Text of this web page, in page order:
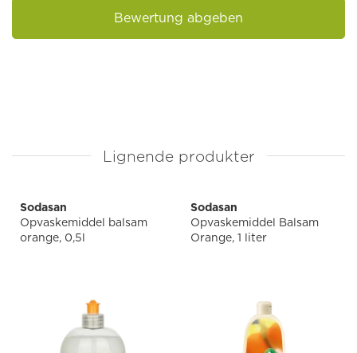
Bewertung abgeben
Lignende produkter
Sodasan
Opvaskemiddel balsam
orange, 0,5l
Sodasan
Opvaskemiddel Balsam
Orange, 1 liter